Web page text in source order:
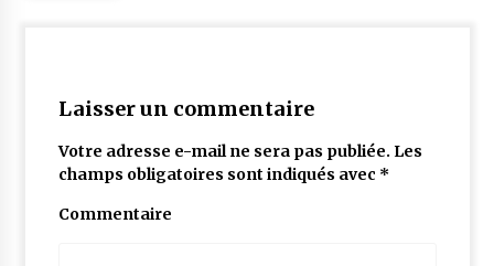
Laisser un commentaire
Votre adresse e-mail ne sera pas publiée. Les
champs obligatoires sont indiqués avec *
Commentaire